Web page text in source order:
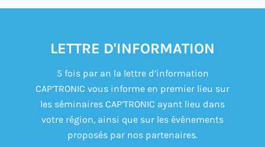
LETTRE D'INFORMATION
5 fois par an la lettre d’information
CAP’TRONIC vous informe en premier lieu sur
les séminaires CAP’TRONIC ayant lieu dans
votre région, ainsi que sur les événements
proposés par nos partenaires.